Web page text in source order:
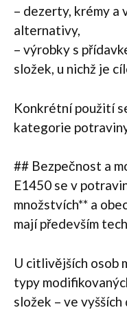
– dezerty, krémy a
alternativy,
– výrobky s
složek, u nichž je
Konkrétní použití
kategorie
## Bezpečnost a
E1450 se v
množstvích** a
mají především
U citlivějších osob
typy
složek – ve